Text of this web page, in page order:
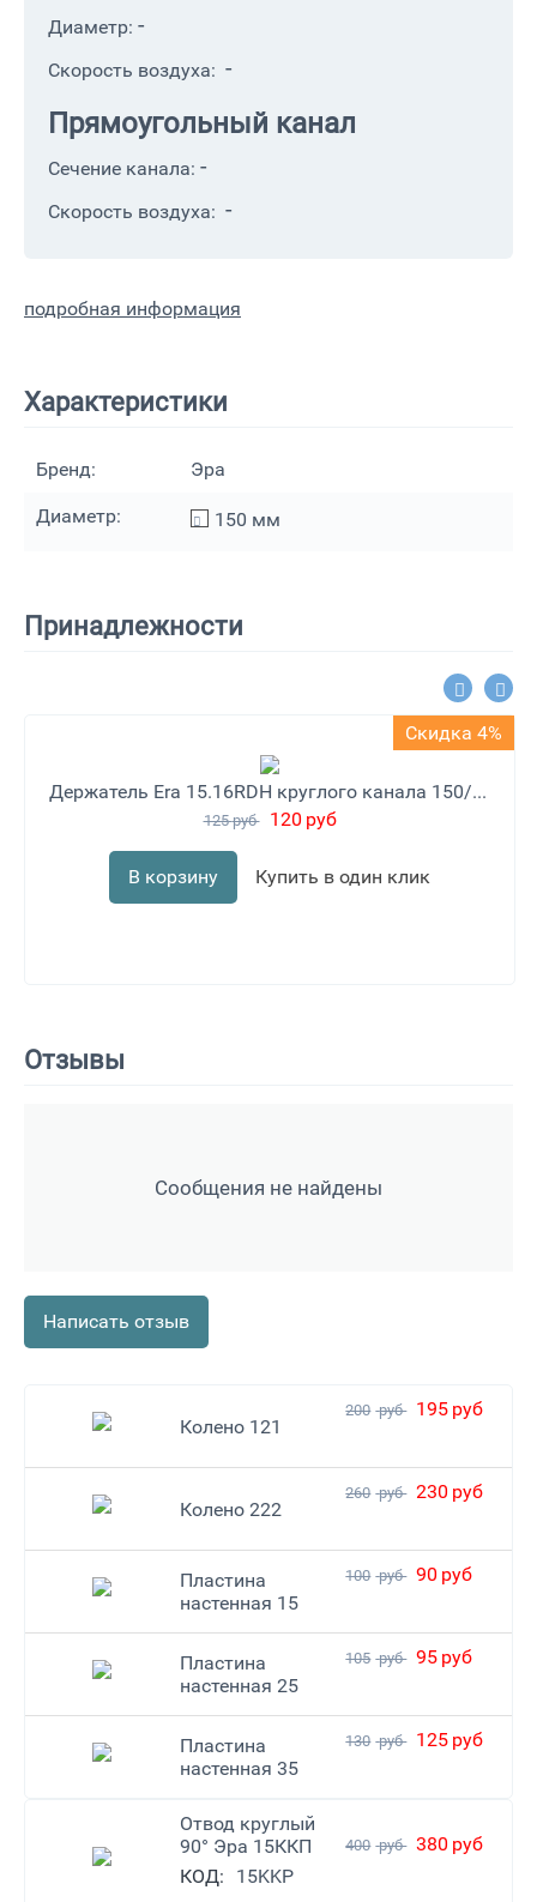
Диаметр: -
Скорость воздуха: -
Прямоугольный канал
Сечение канала: -
Скорость воздуха: -
подробная информация
Характеристики
Бренд: Эра
Диаметр: 150 мм
Принадлежности
Скидка 4%
Держатель Era 15.16RDH круглого канала 150/160
125 руб 120 руб
В корзину Купить в один клик
Отзывы
Сообщения не найдены
Написать отзыв
Колено 121
200 руб 195 руб
Колено 222
260 руб 230 руб
Пластина
настенная 15
100 руб 90 руб
Пластина
настенная 25
105 руб 95 руб
Пластина
настенная 35
130 руб 125 руб
Отвод круглый
90° Эра 15ККП
КОД:
15KKP
400 руб 380 руб